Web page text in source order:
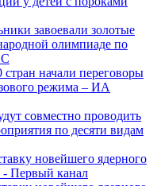
завоевали золотые
олимпиаде по
начали переговоры
режима – ИА
совместно проводить
по десяти видам
новейшего ядерного
Первый канал